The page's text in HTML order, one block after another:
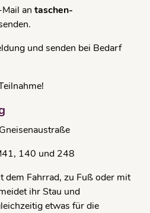
an taschen-
und senden bei Bedarf
140 und 248
Fahrrad, zu Fuß oder mit
ihr Stau und
etwas für die